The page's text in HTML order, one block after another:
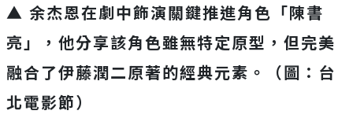
▲ 余杰恩在劇中飾演關鍵推進角色「陳書
亮」，他分享該角色雖無特定原型，但完美
融合了伊藤潤二原著的經典元素。（圖：台
北電影節）